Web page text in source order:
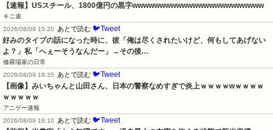
【速報】USスチール、1800億円の黒字wwwwwwwwwwwwwwwwwwwwwwww
キニ速
2026/08/09 15:20
あとで読む 🐦Tweet
好みのタイプの話になった時に、彼「俺は尽くされたいけど、何もしてあげない
よ？」私「へぇーそうなんだー」→その後…
修羅場家の日常
2026/08/09 18:35
あとで読む 🐦Tweet
【画像】みいちゃんと山田さん、日本の警察なめすぎで炎上ｗｗｗｗwｗｗｗｗ
ｗｗｗｗｗ
アニゲー速報
2026/08/09 16:10
あとで読む 🐦Tweet